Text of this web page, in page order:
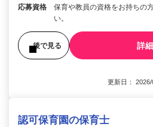
応募資格
保育や教員の資格をお持ちの
い。
後で見る 詳
更新日：
認可保育園の保育士